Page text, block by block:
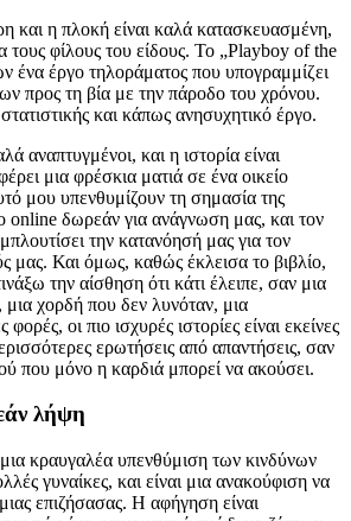
και η πλοκή είναι καλά κατασκευασμένη,
τους φίλους του είδους. Το „Playboy of the
ένα έργο τηλοράματος που υπογραμμίζει
προς τη βία με την πάροδο του χρόνου.
και κάπως ανησυχητικό έργο.
αναπτυγμένοι, και η ιστορία είναι
μια φρέσκια ματιά σε ένα οικείο
μου υπενθυμίζουν τη σημασία της
online δωρεάν για ανάγνωση μας, και τον
την κατανόησή μας για τον
μας. Και όμως, καθώς έκλεισα το βιβλίο,
την αίσθηση ότι κάτι έλειπε, σαν μια
μια χορδή που δεν λυνόταν, μια
οι πιο ισχυρές ιστορίες είναι εκείνες
ερωτήσεις από απαντήσεις, σαν
που μόνο η καρδιά μπορεί να ακούσει.
λήψη
κραυγαλέα υπενθύμιση των κινδύνων
γυναίκες, και είναι μια ανακούφιση να
επιζήσασας. Η αφήγηση είναι